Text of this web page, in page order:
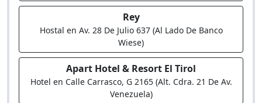
Rey
Hostal en Av. 28 De Julio 637 (Al Lado De Banco
Wiese)
Apart Hotel & Resort El Tirol
Hotel en Calle Carrasco, G 2165 (Alt. Cdra. 21 De Av.
Venezuela)